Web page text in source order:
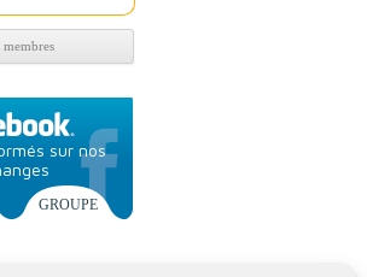
membres
sur nos
GROUPE